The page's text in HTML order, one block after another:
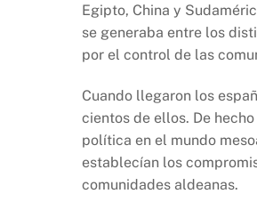
Egipto, China y
se generaba entre los
por el control de las
Cuando llegaron los
cientos de ellos. De
política en el mundo
establecían los
comunidades aldeanas.